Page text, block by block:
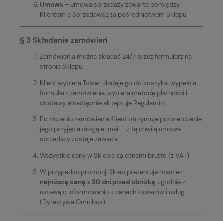
Umowa – umowa sprzedaży zawarta pomiędzy
Klientem a Sprzedawcą za pośrednictwem Sklepu.
§ 3 Składanie zamówień
Zamówienia można składać 24/7 przez formularz na
stronie Sklepu.
Klient wybiera Towar, dodaje go do koszyka, wypełnia
formularz zamówienia, wybiera metodę płatności i
dostawy, a następnie akceptuje Regulamin.
Po złożeniu zamówienia Klient otrzymuje potwierdzenie
jego przyjęcia drogą e-mail – z tą chwilą umowa
sprzedaży zostaje zawarta.
Wszystkie ceny w Sklepie są cenami brutto (z VAT).
W przypadku promocji Sklep prezentuje również
najniższą cenę z 30 dni przed obniżką, zgodnie z
ustawą o informowaniu o cenach towarów i usług
(Dyrektywa Omnibus).